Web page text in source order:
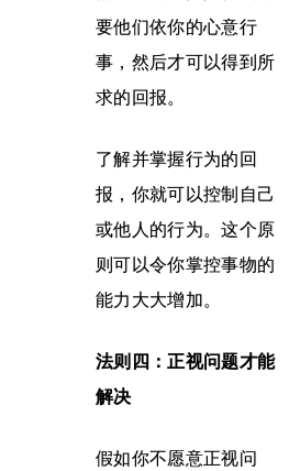
要他们依你的心意行
事，然后才可以得到所
求的回报。
了解并掌握行为的回
报，你就可以控制自己
或他人的行为。这个原
则可以令你掌控事物的
能力大大增加。
法则四：正视问题才能
解决
假如你不愿意正视问